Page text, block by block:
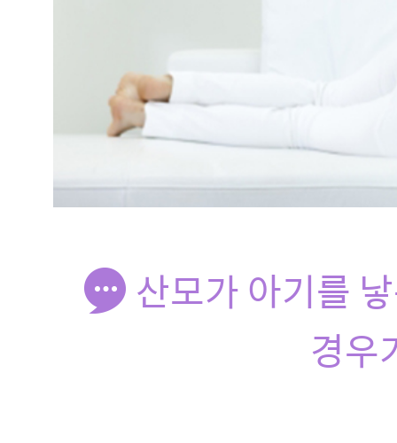
산모가 아기를
경우